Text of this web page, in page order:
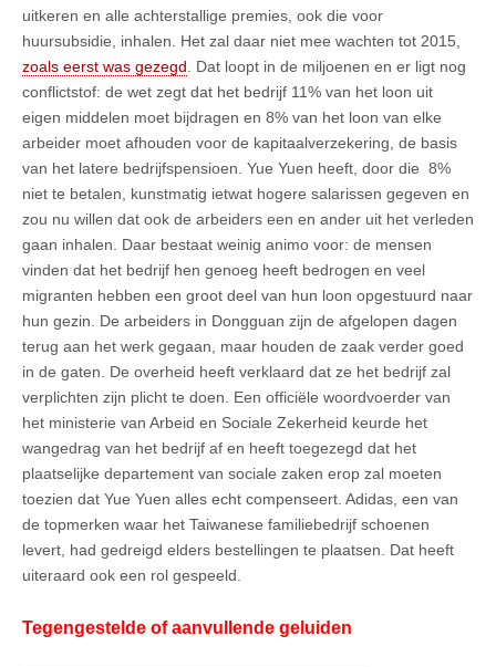
uitkeren en alle achterstallige premies, ook die voor
huursubsidie, inhalen. Het zal daar niet mee wachten tot 2015,
zoals eerst was gezegd. Dat loopt in de miljoenen en er ligt nog
conflictstof: de wet zegt dat het bedrijf 11% van het loon uit
eigen middelen moet bijdragen en 8% van het loon van elke
arbeider moet afhouden voor de kapitaalverzekering, de basis
van het latere bedrijfspensioen. Yue Yuen heeft, door die 8%
niet te betalen, kunstmatig ietwat hogere salarissen gegeven en
zou nu willen dat ook de arbeiders een en ander uit het verleden
gaan inhalen. Daar bestaat weinig animo voor: de mensen
vinden dat het bedrijf hen genoeg heeft bedrogen en veel
migranten hebben een groot deel van hun loon opgestuurd naar
hun gezin. De arbeiders in Dongguan zijn de afgelopen dagen
terug aan het werk gegaan, maar houden de zaak verder goed
in de gaten. De overheid heeft verklaard dat ze het bedrijf zal
verplichten zijn plicht te doen. Een officiële woordvoerder van
het ministerie van Arbeid en Sociale Zekerheid keurde het
wangedrag van het bedrijf af en heeft toegezegd dat het
plaatselijke departement van sociale zaken erop zal moeten
toezien dat Yue Yuen alles echt compenseert. Adidas, een van
de topmerken waar het Taiwanese familiebedrijf schoenen
levert, had gedreigd elders bestellingen te plaatsen. Dat heeft
uiteraard ook een rol gespeeld.
Tegengestelde of aanvullende geluiden